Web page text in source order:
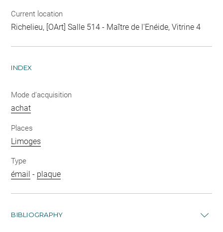
Current location
Richelieu, [OArt] Salle 514 - Maître de l'Enéide, Vitrine 4
INDEX
Mode d'acquisition
achat
Places
Limoges
Type
émail - plaque
BIBLIOGRAPHY